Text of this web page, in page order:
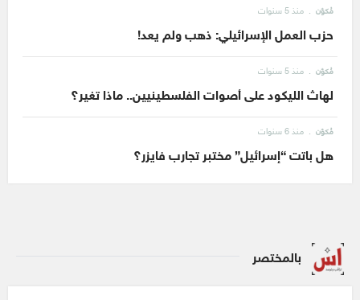
مُكوّن منذ 5 سنوات
حزب العمل الإسرائيلي: ذهب ولم يعد!
مُكوّن منذ 5 سنوات
لهاث الليكود على أصوات الفلسطينيين.. ماذا تغير؟
مُكوّن منذ 6 سنوات
هل باتت “إسرائيل” مختبر تجارب فايزر؟
بالمختصر